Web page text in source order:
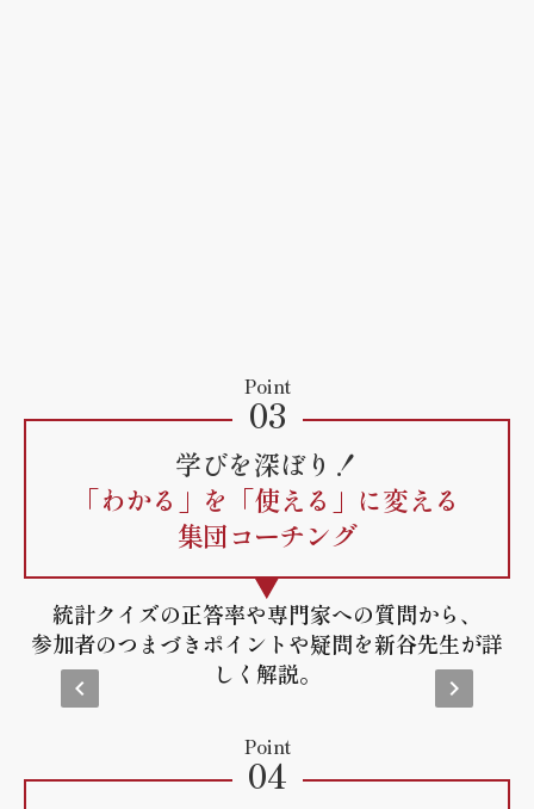
Point
03
学びを深ぼり！
「わかる」を「使える」に変える
集団コーチング
統計クイズの正答率や専門家への質問から、
参加者のつまづきポイントや疑問を新谷先生が詳
しく解説。
keyboard_arrow_left keyboard_arrow_right
Point
04